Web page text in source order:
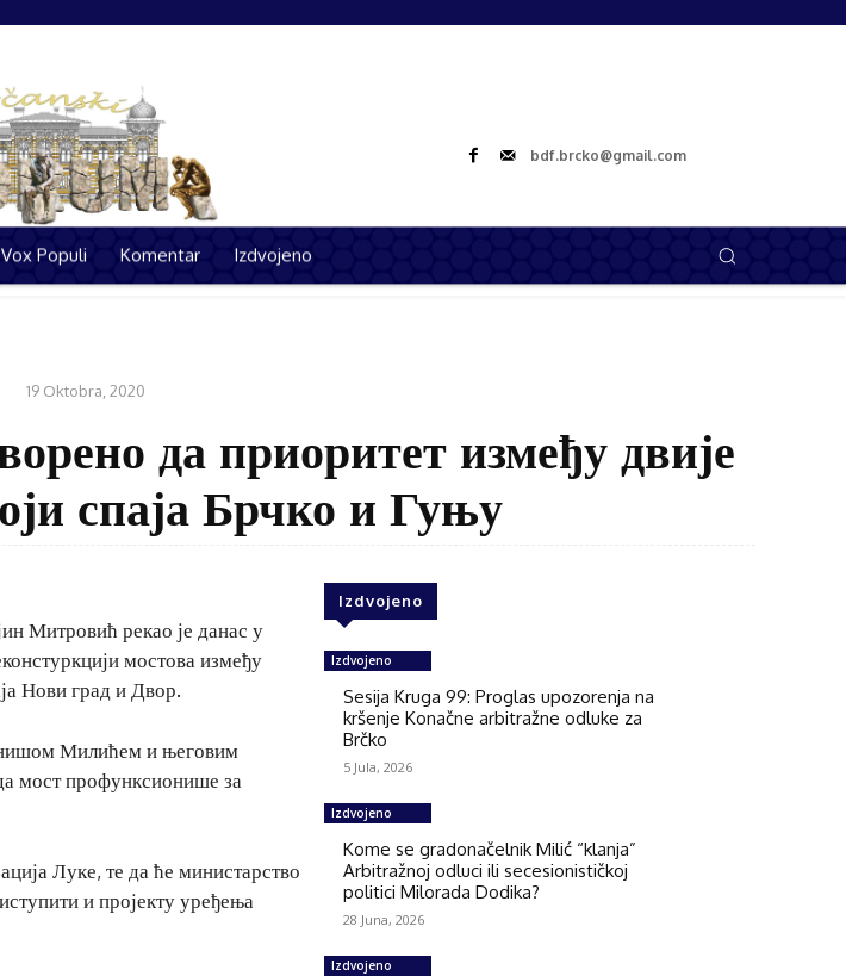
bdf.brcko@gmail.com
Kultura Vox Populi Komentar
Vox Populi Komentar Izdvojeno
19 Oktobra, 2020
да приоритет између двије
спаја Брчко и Гуњу
Митровић рекао је данас у
мостова између
Нови град и Двор.
Милићем и његовим
мост профунксионише за
Луке, те да ће министарство
и пројекту уређења
Izdvojeno
Izdvojeno
Sesija Kruga 99: Proglas upozorenja na
kršenje Konačne arbitražne odluke za
Brčko
5 Jula, 2026
Izdvojeno
Kome se gradonačelnik Milić “klanja”
Arbitražnoj odluci ili secesionističkoj
politici Milorada Dodika?
28 Juna, 2026
Izdvojeno